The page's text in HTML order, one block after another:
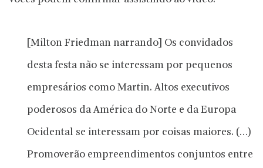
[Milton Friedman narrando] Os convidados
desta festa não se interessam por pequenos
empresários como Martin. Altos executivos
poderosos da América do Norte e da Europa
Ocidental se interessam por coisas maiores. (…)
Promoverão empreendimentos conjuntos entre